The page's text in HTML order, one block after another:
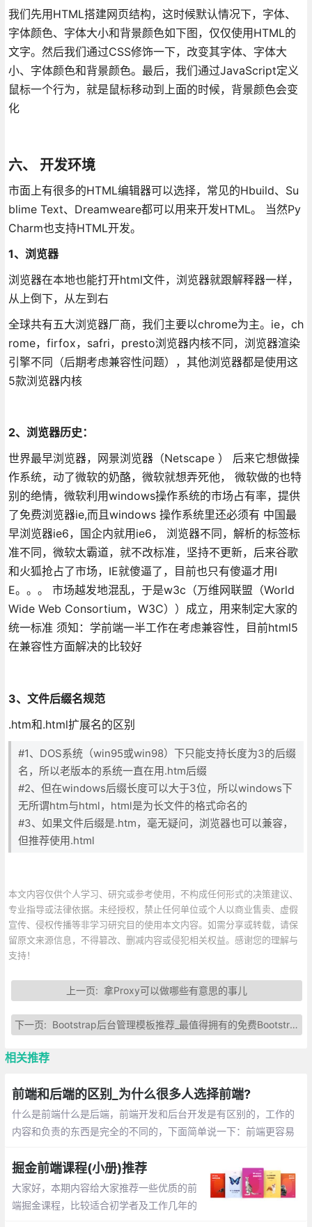
我们先用HTML搭建网页结构，这时候默认情况下，字体、
字体颜色、字体大小和背景颜色如下图，仅仅使用HTML的
文字。然后我们通过CSS修饰一下，改变其字体、字体大
小、字体颜色和背景颜色。最后，我们通过JavaScript定义
鼠标一个行为，就是鼠标移动到上面的时候，背景颜色会变
化
六、 开发环境
市面上有很多的HTML编辑器可以选择，常见的Hbuild、Su
blime Text、Dreamweare都可以用来开发HTML。 当然Py
Charm也支持HTML开发。
1、浏览器
浏览器在本地也能打开html文件，浏览器就跟解释器一样，
从上倒下，从左到右
全球共有五大浏览器厂商，我们主要以chrome为主。ie，ch
rome，firfox，safri，presto浏览器内核不同，浏览器渲染
引擎不同（后期考虑兼容性问题），其他浏览器都是使用这
5款浏览器内核
2、浏览器历史：
世界最早浏览器，网景浏览器（Netscape ） 后来它想做操
作系统，动了微软的奶酪，微软就想弄死他， 微软做的也特
别的绝情，微软利用windows操作系统的市场占有率，提供
了免费浏览器ie,而且windows 操作系统里还必须有 中国最
早浏览器ie6，国企内就用ie6， 浏览器不同，解析的标签标
准不同，微软太霸道，就不改标准，坚持不更新，后来谷歌
和火狐抢占了市场，IE就傻逼了，目前也只有傻逼才用I
E。。。 市场越发地混乱，于是w3c（万维网联盟（World
Wide Web Consortium，W3C））成立，用来制定大家的
统一标准 须知：学前端一半工作在考虑兼容性，目前html5
在兼容性方面解决的比较好
3、文件后缀名规范
.htm和.html扩展名的区别
#1、DOS系统（win95或win98）下只能支持长度为3的后缀
名，所以老版本的系统一直在用.htm后缀
#2、但在windows后缀长度可以大于3位，所以windows下
无所谓htm与html，html是为长文件的格式命名的
#3、如果文件后缀是.htm，毫无疑问，浏览器也可以兼容，
但推荐使用.html
本文内容仅供个人学习、研究或参考使用，不构成任何形式的决策建议、
专业指导或法律依据。未经授权，禁止任何单位或个人以商业售卖、虚假
宣传、侵权传播等非学习研究目的使用本文内容。如需分享或转载，请保
留原文来源信息，不得篡改、删减内容或侵犯相关权益。感谢您的理解与
支持！
上一页: 拿Proxy可以做哪些有意思的事儿
下一页: Bootstrap后台管理模板推荐_最值得拥有的免费Bootstrap后台管理模板
相关推荐
前端和后端的区别_为什么很多人选择前端?
什么是前端什么是后端，前端开发和后台开发是有区别的，工作的
内容和负责的东西是完全的不同的，下面简单说一下：前端更容易
互。后端入门稍困难，每天关注的是业务逻辑的处理，数据的增删
改查，性能的优化
掘金前端课程(小册)推荐
大家好，本期内容给大家推荐一些优质的前
端掘金课程，比较适合初学者及工作几年的